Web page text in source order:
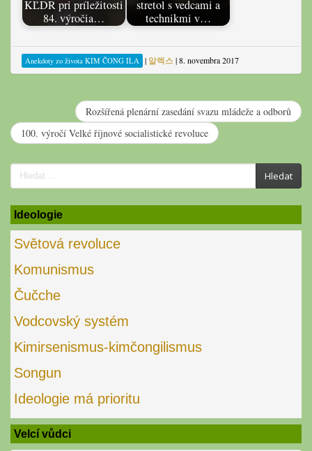
KĽDR pri príležitosti
84. výročia…
stretol s vedcami a
technikmi v…
Anekdoty zo života KIM ČONG ILA | 알렉스 |8. novembra 2017
Rozšířená plenární zasedání svazu mládeže a odborů
100. výročí Velké říjnové socialistické revoluce
Search
for:
Hledat
Ideologie
Světová revoluce
Komunismus
Čučche
Vodcovský systém
Kimirsenismus-kimčongilismus
Songun
Ideologie má prioritu
Velcí vůdci